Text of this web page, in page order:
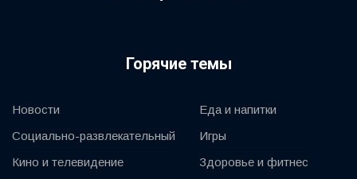
Горячие темы
Новости
Социально-развлекательный
Кино и телевидение
Еда и напитки
Игры
Здоровье и фитнес